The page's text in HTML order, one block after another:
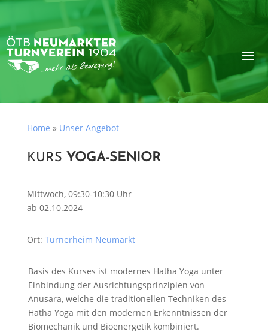
Home » Unser Angebot
KURS YOGA-SENIOR
Mittwoch, 09:30-10:30 Uhr
ab 02.10.2024
Ort: Turnerheim Neumarkt
Basis des Kurses ist modernes Hatha Yoga unter
Einbindung der Ausrichtungsprinzipien von
Anusara, welche die traditionellen Techniken des
Hatha Yoga mit den modernen Erkenntnissen der
Biomechanik und Bioenergetik kombiniert.